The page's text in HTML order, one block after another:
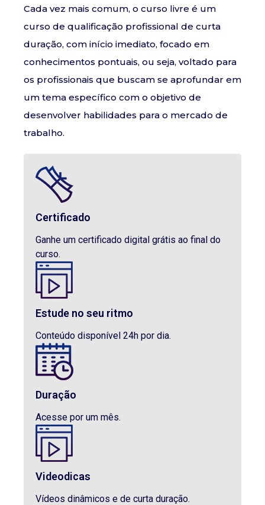
Cada vez mais comum, o curso livre é um
curso de qualificação profissional de curta
duração, com início imediato, focado em
conhecimentos pontuais, ou seja, voltado para
os profissionais que buscam se aprofundar em
um tema específico com o objetivo de
desenvolver habilidades para o mercado de
trabalho.
Certificado
Ganhe um certificado digital grátis ao final do
curso.
Estude no seu ritmo
Conteúdo disponível 24h por dia.
Duração
Acesse por um mês.
Videodicas
Vídeos dinâmicos e de curta duração.